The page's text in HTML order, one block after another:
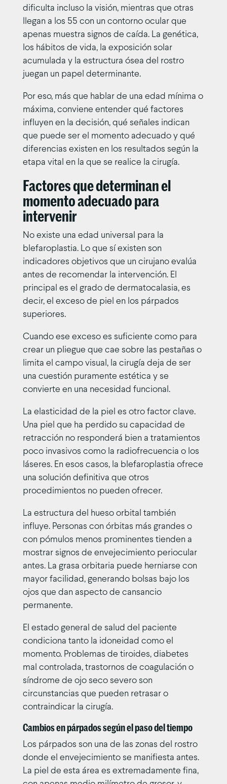
dificulta incluso la visión, mientras que otras
llegan a los 55 con un contorno ocular que
apenas muestra signos de caída. La genética,
los hábitos de vida, la exposición solar
acumulada y la estructura ósea del rostro
juegan un papel determinante.
Por eso, más que hablar de una edad mínima o
máxima, conviene entender qué factores
influyen en la decisión, qué señales indican
que puede ser el momento adecuado y qué
diferencias existen en los resultados según la
etapa vital en la que se realice la cirugía.
Factores que determinan el
momento adecuado para
intervenir
No existe una edad universal para la
blefaroplastia. Lo que sí existen son
indicadores objetivos que un cirujano evalúa
antes de recomendar la intervención. El
principal es el grado de dermatocalasia, es
decir, el exceso de piel en los párpados
superiores.
Cuando ese exceso es suficiente como para
crear un pliegue que cae sobre las pestañas o
limita el campo visual, la cirugía deja de ser
una cuestión puramente estética y se
convierte en una necesidad funcional.
La elasticidad de la piel es otro factor clave.
Una piel que ha perdido su capacidad de
retracción no responderá bien a tratamientos
poco invasivos como la radiofrecuencia o los
láseres. En esos casos, la blefaroplastia ofrece
una solución definitiva que otros
procedimientos no pueden ofrecer.
La estructura del hueso orbital también
influye. Personas con órbitas más grandes o
con pómulos menos prominentes tienden a
mostrar signos de envejecimiento periocular
antes. La grasa orbitaria puede herniarse con
mayor facilidad, generando bolsas bajo los
ojos que dan aspecto de cansancio
permanente.
El estado general de salud del paciente
condiciona tanto la idoneidad como el
momento. Problemas de tiroides, diabetes
mal controlada, trastornos de coagulación o
síndrome de ojo seco severo son
circunstancias que pueden retrasar o
contraindicar la cirugía.
Cambios en párpados según el paso del tiempo
Los párpados son una de las zonas del rostro
donde el envejecimiento se manifiesta antes.
La piel de esta área es extremadamente fina,